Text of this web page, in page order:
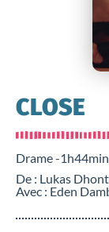
CLOSE
Drame -1h44min
De : Lukas
Avec : Eden